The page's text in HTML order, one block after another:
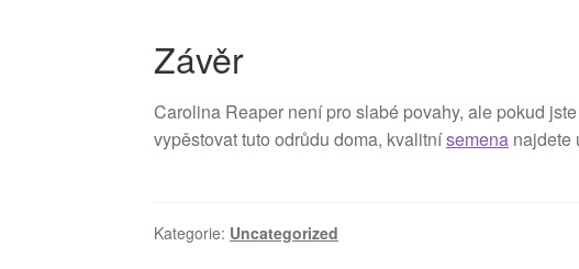
Závěr
Carolina Reaper není pro slabé povahy, ale pokud
vypěstovat tuto odrůdu doma, kvalitnísemena najdete
Kategorie: Uncategorized